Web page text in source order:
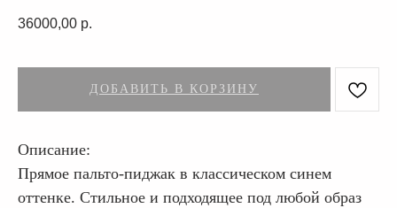
36000,00 р.
ДОБАВИТЬ В КОРЗИНУ
Описание:
Прямое пальто-пиджак в классическом синем
оттенке. Стильное и подходящее под любой образ